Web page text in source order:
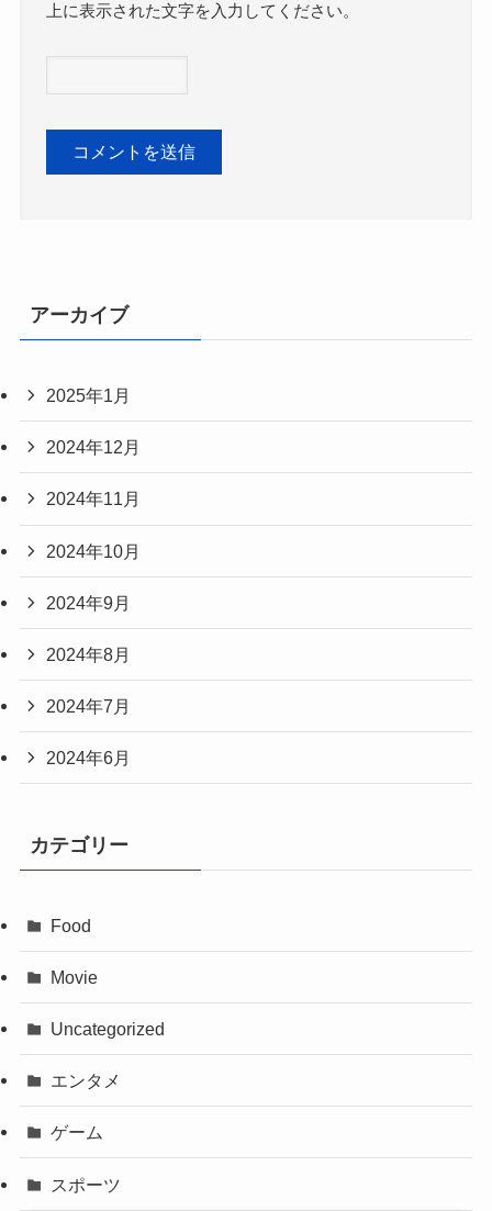
上に表示された文字を入力してください。
アーカイブ
2025年1月
2024年12月
2024年11月
2024年10月
2024年9月
2024年8月
2024年7月
2024年6月
カテゴリー
Food
Movie
Uncategorized
エンタメ
ゲーム
スポーツ